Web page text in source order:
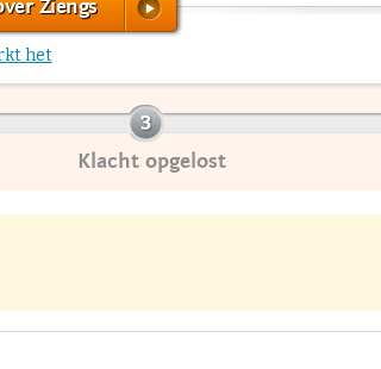
Ziengs
het
Klacht opgelost